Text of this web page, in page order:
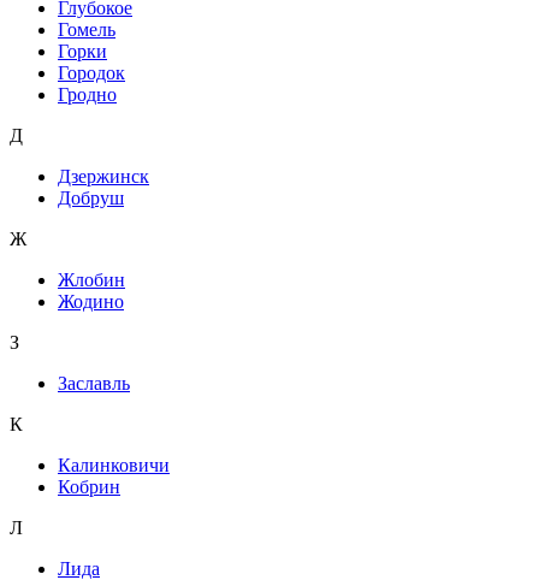
Глубокое
Гомель
Горки
Городок
Гродно
Д
Дзержинск
Добруш
Ж
Жлобин
Жодино
З
Заславль
К
Калинковичи
Кобрин
Л
Лида